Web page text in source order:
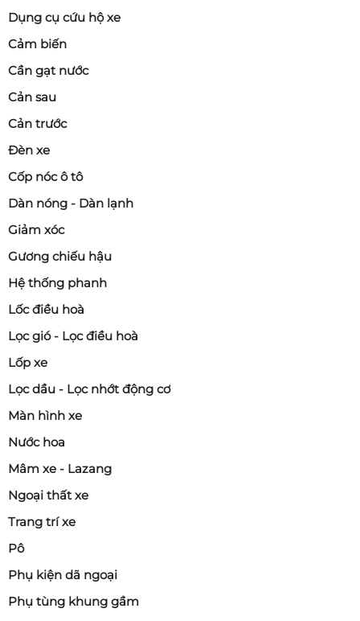
Dụng cụ cứu hộ xe
Cảm biến
Cần gạt nước
Cản sau
Cản trước
Đèn xe
Cốp nóc ô tô
Dàn nóng - Dàn lạnh
Giảm xóc
Gương chiếu hậu
Hệ thống phanh
Lốc điều hoà
Lọc gió - Lọc điều hoà
Lốp xe
Lọc dầu - Lọc nhớt động cơ
Màn hình xe
Nước hoa
Mâm xe - Lazang
Ngoại thất xe
Trang trí xe
Pô
Phụ kiện dã ngoại
Phụ tùng khung gầm